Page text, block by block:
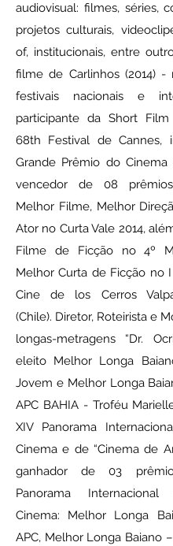
audiovisual: filmes, séries,
projetos culturais,
of, institucionais, entre
filme de Carlinhos (2014) -
festivais nacionais e
participante da Short
68th Festival de Cannes,
Grande Prêmio do Cinema
vencedor de 08
Melhor Filme, Melhor
Ator no Curta Vale 2014,
Filme de Ficção no 4º
Melhor Curta de Ficção no
Cine de los Cerros
(Chile). Diretor, Roteirista e
longas-metragens “Dr.
eleito Melhor Longa
Jovem e Melhor Longa
APC BAHIA - Troféu
XIV Panorama
Cinema e de “Cinema de
ganhador de 03
Panorama
Cinema: Melhor Longa
APC, Melhor Longa Baiano